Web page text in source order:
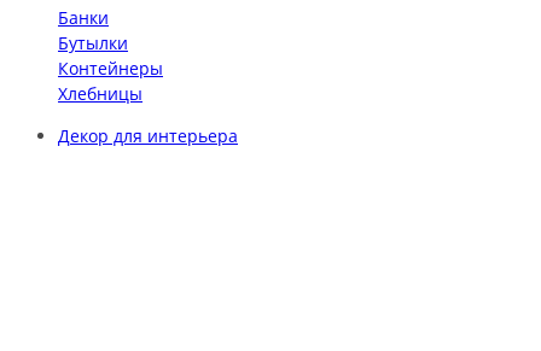
Банки
Бутылки
Контейнеры
Хлебницы
Декор для интерьера